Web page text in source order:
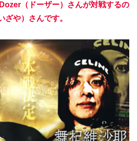
（ドーザー）さんが対戦するの
ざや）さんです。